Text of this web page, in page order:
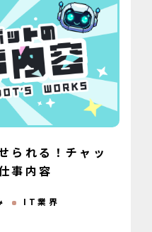
られる！チャッ
事内容
IT業界